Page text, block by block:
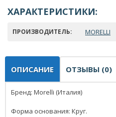
ХАРАКТЕРИСТИКИ:
ПРОИЗВОДИТЕЛЬ: MORELLI
ОПИСАНИЕ ОТЗЫВЫ (0)
Бренд: Morelli (Италия)
Форма основания: Круг.